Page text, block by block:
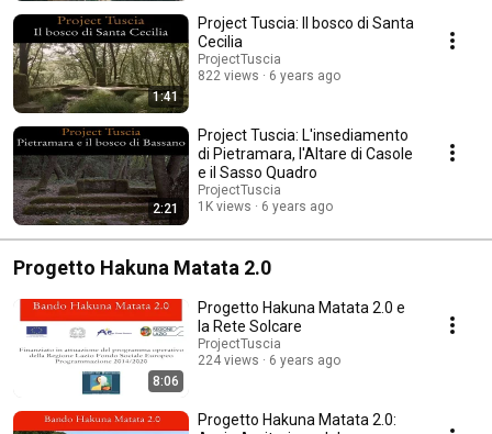
1:41
Project Tuscia: Il bosco di Santa
Cecilia
ProjectTuscia
822 views
6 years ago
2:21
Project Tuscia: L'insediamento
di Pietramara, l'Altare di Casole
e il Sasso Quadro
ProjectTuscia
1K views
6 years ago
Progetto Hakuna Matata 2.0
8:06
Progetto Hakuna Matata 2.0 e
la Rete Solcare
ProjectTuscia
224 views
6 years ago
Progetto Hakuna Matata 2.0: